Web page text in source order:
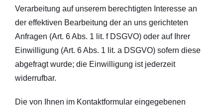
Verarbeitung auf unserem berechtigten Interesse an
der effektiven Bearbeitung der an uns gerichteten
Anfragen (Art. 6 Abs. 1 lit. f DSGVO) oder auf Ihrer
Einwilligung (Art. 6 Abs. 1 lit. a DSGVO) sofern diese
abgefragt wurde; die Einwilligung ist jederzeit
widerrufbar.
Die von Ihnen im Kontaktformular eingegebenen